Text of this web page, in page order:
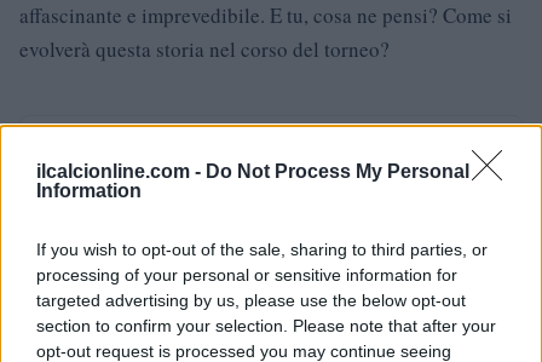
ilcalcionline.com - Do Not Process My Personal
Information
If you wish to opt-out of the sale, sharing to third parties, or
processing of your personal or sensitive information for
targeted advertising by us, please use the below opt-out
section to confirm your selection. Please note that after your
opt-out request is processed you may continue seeing
affascinante e imprevedibile. E tu, cosa ne pensi? Come si
evolverà questa storia nel corso del torneo?
AiAdhubMedia